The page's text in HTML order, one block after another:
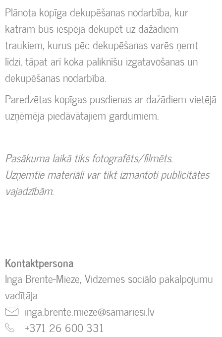
Plānota kopīga dekupēšanas nodarbība, kur
katram būs iespēja dekupēt uz dažādiem
traukiem, kurus pēc dekupēšanas varēs ņemt
līdzi, tāpat arī koka paliknīšu izgatavošanas un
dekupēšanas nodarbība.
Paredzētas kopīgas pusdienas ar dažādiem vietējā
uzņēmēja piedāvātajiem gardumiem.
Pasākuma laikā tiks fotografēts/filmēts.
Uzņemtie materiāli var tikt izmantoti publicitātes
vajadzībām.
Kontaktpersona
Inga Brente-Mieze, Vidzemes sociālo pakalpojumu
vadītāja
inga.brente.mieze@samariesi.lv
+371 26 600 331